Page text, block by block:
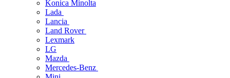
Konica Minolta
Lada
Lancia
Land Rover
Lexmark
LG
Mazda
Mercedes-Benz